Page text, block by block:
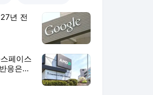
년 전
페이스
응은